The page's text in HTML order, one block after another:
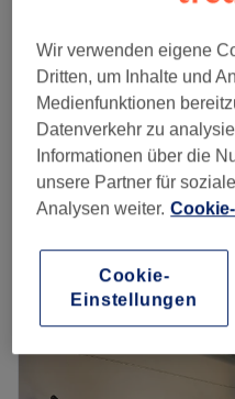
Hanse City Friseur
4,8
1372
Volksdorf, Hamburg
Mädchen bis 12 Jahre -
& Föhnen
30 Min.
Schnellansicht Saloninfos
Montag
Dienstag
Wir verwenden eigene
Dritten, um Inhalte und
Medienfunktionen
Datenverkehr zu
Informationen über die
unsere Partner für
Analysen weiter.
Cookie-
Einstellungen